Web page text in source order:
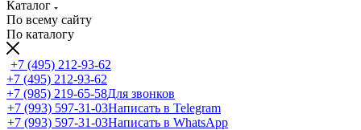
Каталог
По всему сайту
По каталогу
+7 (495) 212-93-62
+7 (495) 212-93-62
+7 (985) 219-65-58Для звонков
+7 (993) 597-31-03Написать в Telegram
+7 (993) 597-31-03Написать в WhatsApp